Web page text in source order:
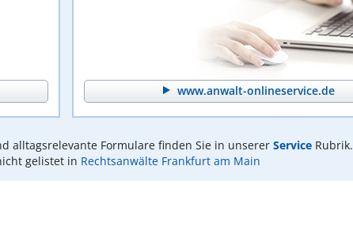
www.anwalt-onlineservice.de
alltagsrelevante Formulare finden Sie in unserer ServiceRubrik.
gelistet in Rechtsanwälte Frankfurt am Main